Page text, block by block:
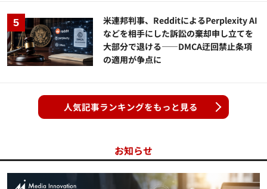
米連邦判事、RedditによるPerplexity AI
などを相手にした訴訟の棄却申し立てを
大部分で退ける——DMCA迂回禁止条項
の適用が争点に
人気記事ランキングをもっと見る
お知らせ